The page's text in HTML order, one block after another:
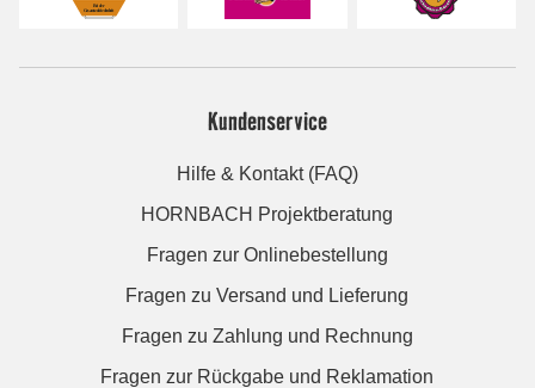
Kundenservice
Hilfe & Kontakt (FAQ)
HORNBACH Projektberatung
Fragen zur Onlinebestellung
Fragen zu Versand und Lieferung
Fragen zu Zahlung und Rechnung
Fragen zur Rückgabe und Reklamation